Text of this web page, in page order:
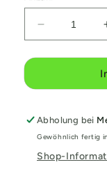
Verringere
die
Menge
go-
Gemini
flex
kW
Abholung bei
Gewöhnlich fertig
Shop-